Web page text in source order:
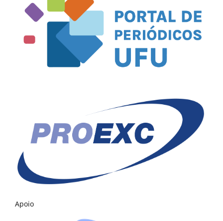
Apoio